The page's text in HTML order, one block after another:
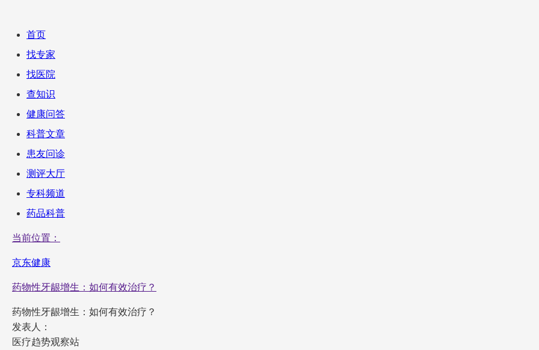
首页
找专家
找医院
查知识
健康问答
科普文章
患友问诊
测评大厅
专科频道
药品科普
当前位置：
京东健康
药物性牙龈增生：如何有效治疗？
药物性牙龈增生：如何有效治疗？
发表人：
医疗趋势观察站